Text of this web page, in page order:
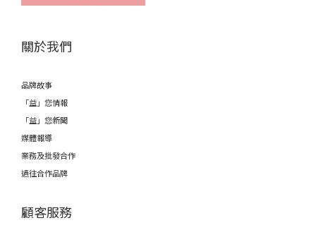
關於我們
品牌故事
「益」您情報
「益」您新聞
媒體報導
業務及批發合作
過往合作品牌
顧客服務